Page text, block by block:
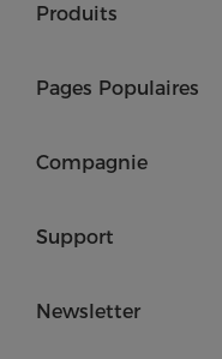
Produits
Pages Populaires
Compagnie
Support
Newsletter